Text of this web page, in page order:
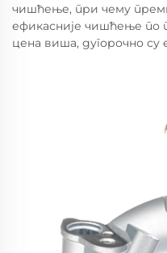
чишћење, при чему
ефикасније чишћење по
цена виша, дугорочно су